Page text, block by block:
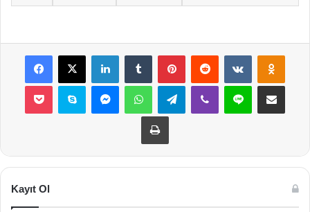
Facebook
X LinkedInTumblr PinterestReddit VKontakte
Pocket Skype MessengerWhatsAppTelegramViber Line E-Posta ile
Yazdır
Kayıt Ol